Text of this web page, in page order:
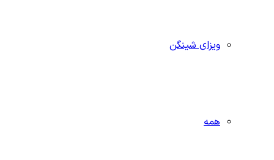
ویزای شینگن
همه